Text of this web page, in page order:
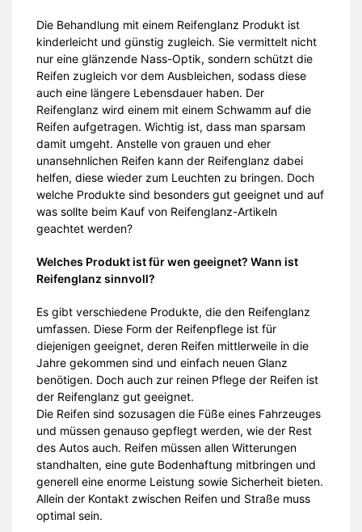
Die Behandlung mit einem Reifenglanz Produkt ist
kinderleicht und günstig zugleich. Sie vermittelt nicht
nur eine glänzende Nass-Optik, sondern schützt die
Reifen zugleich vor dem Ausbleichen, sodass diese
auch eine längere Lebensdauer haben. Der
Reifenglanz wird einem mit einem Schwamm auf die
Reifen aufgetragen. Wichtig ist, dass man sparsam
damit umgeht. Anstelle von grauen und eher
unansehnlichen Reifen kann der Reifenglanz dabei
helfen, diese wieder zum Leuchten zu bringen. Doch
welche Produkte sind besonders gut geeignet und auf
was sollte beim Kauf von Reifenglanz-Artikeln
geachtet werden?
Welches Produkt ist für wen geeignet? Wann ist
Reifenglanz sinnvoll?
Es gibt verschiedene Produkte, die den Reifenglanz
umfassen. Diese Form der Reifenpflege ist für
diejenigen geeignet, deren Reifen mittlerweile in die
Jahre gekommen sind und einfach neuen Glanz
benötigen. Doch auch zur reinen Pflege der Reifen ist
der Reifenglanz gut geeignet.
Die Reifen sind sozusagen die Füße eines Fahrzeuges
und müssen genauso gepflegt werden, wie der Rest
des Autos auch. Reifen müssen allen Witterungen
standhalten, eine gute Bodenhaftung mitbringen und
generell eine enorme Leistung sowie Sicherheit bieten.
Allein der Kontakt zwischen Reifen und Straße muss
optimal sein.